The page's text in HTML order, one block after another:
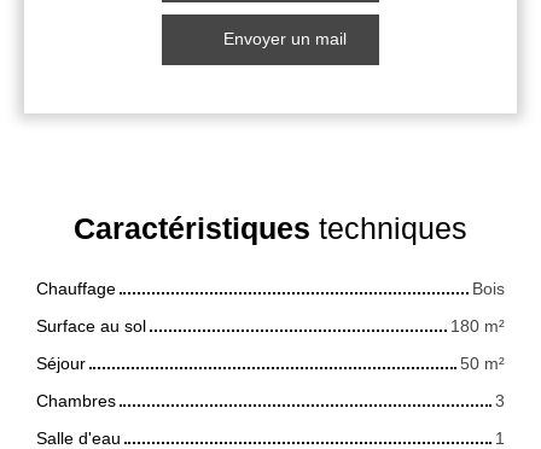
Envoyer un mail
Caractéristiques techniques
Chauffage
Bois
Surface au sol
180 m²
Séjour
50 m²
Chambres
3
Salle d'eau
1